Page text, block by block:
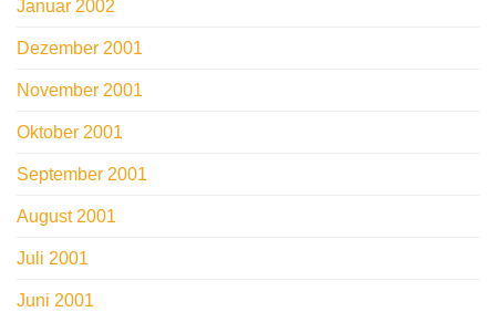
Januar 2002
Dezember 2001
November 2001
Oktober 2001
September 2001
August 2001
Juli 2001
Juni 2001